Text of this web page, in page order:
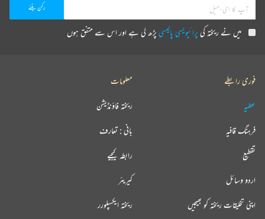
میں نے ریختہ کیپرائیویسی پالیسیپڑھ لی ہے اور اس سے متفق ہوں
فوری رابطے
عطیہ
فرہنگ قافیہ
تقطیع
اردو وسائل
اپنی تخلیقات ریختہ کو بھیجیں
معلومات
ریختہ فاؤنڈیشن
بانی : تعارف
رابطہ کیجیے
کیریئر
ریختہ ایکسپلورر